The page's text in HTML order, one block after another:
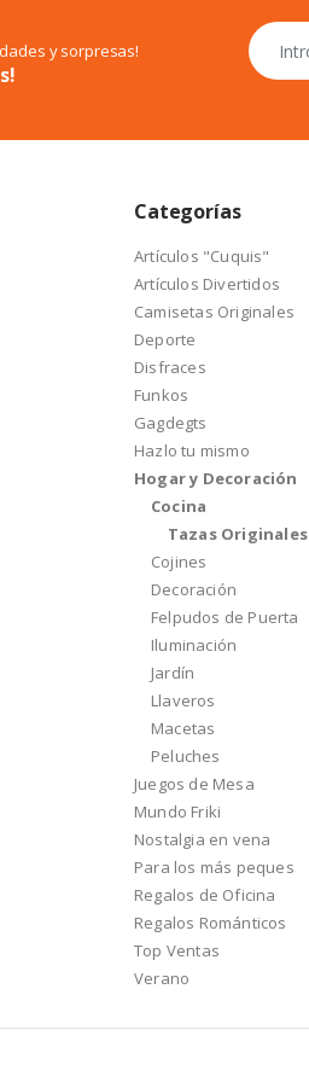
y sorpresas!
Categorías
Artículos "Cuquis"
Artículos Divertidos
Camisetas Originales
Deporte
Disfraces
Funkos
Gagdegts
Hazlo tu mismo
Hogar y Decoración
Cocina
Tazas Originales
Cojines
Decoración
Felpudos de Puerta
Iluminación
Jardín
Llaveros
Macetas
Peluches
Juegos de Mesa
Mundo Friki
Nostalgia en vena
Para los más peques
Regalos de Oficina
Regalos Románticos
Top Ventas
Verano